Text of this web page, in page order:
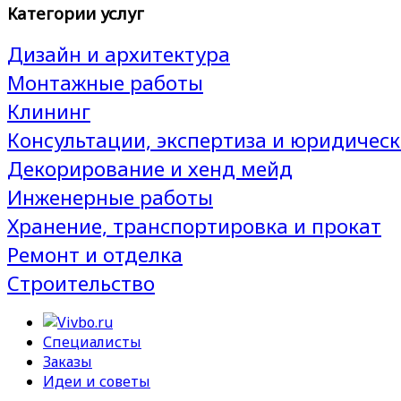
Категории услуг
Дизайн и архитектура
Монтажные работы
Клининг
Консультации, экспертиза и
Декорирование и хенд мейд
Инженерные работы
Хранение, транспортировка и прокат
Ремонт и отделка
Строительство
Специалисты
Заказы
Идеи и советы